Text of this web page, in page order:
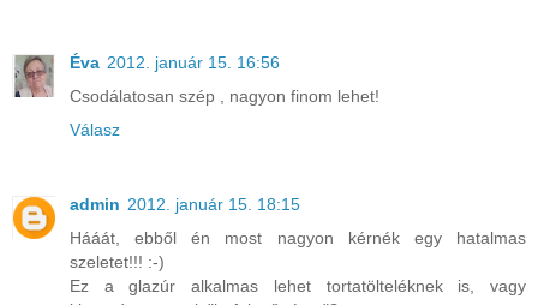
Éva 2012. január 15. 16:56
Csodálatosan szép , nagyon finom lehet!
Válasz
admin 2012. január 15. 18:15
Hááát, ebből én most nagyon kérnék egy hatalmas
szeletet!!! :-)
Ez a glazúr alkalmas lehet tortatölteléknek is, vagy